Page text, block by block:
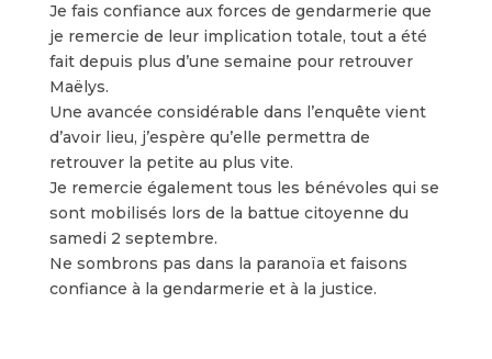
Je fais confiance aux forces de gendarmerie que
je remercie de leur implication totale, tout a été
fait depuis plus d’une semaine pour retrouver
Maëlys.
Une avancée considérable dans l’enquête vient
d’avoir lieu, j’espère qu’elle permettra de
retrouver la petite au plus vite.
Je remercie également tous les bénévoles qui se
sont mobilisés lors de la battue citoyenne du
samedi 2 septembre.
Ne sombrons pas dans la paranoïa et faisons
confiance à la gendarmerie et à la justice.